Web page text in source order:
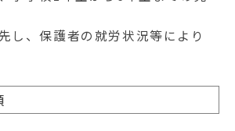
し、保護者の就労状況等により